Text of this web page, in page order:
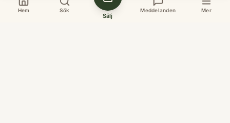
Hem Sök
Sälj
Meddelanden Mer